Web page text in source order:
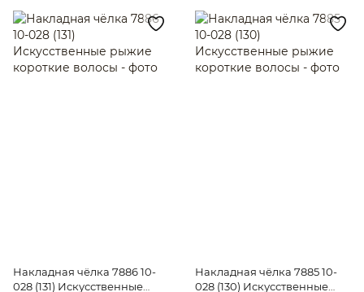
Накладная чёлка 7886 10-
028 (131) Искусственные
Накладная чёлка 7885 10-
028 (130) Искусственные